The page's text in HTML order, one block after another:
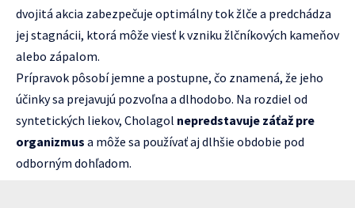
dvojitá akcia zabezpečuje optimálny tok žlče a predchádza
jej stagnácii, ktorá môže viesť k vzniku žlčníkových kameňov
alebo zápalom.
Prípravok pôsobí jemne a postupne, čo znamená, že jeho
účinky sa prejavujú pozvoľna a dlhodobo. Na rozdiel od
syntetických liekov, Cholagol nepredstavuje záťaž pre
organizmus a môže sa používať aj dlhšie obdobie pod
odborným dohľadom.